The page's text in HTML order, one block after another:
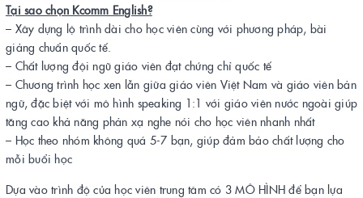
Tại sao chọn Kcomm English?
– Xây dựng lộ trình dài cho học viên cùng với phương pháp, bài
giảng chuẩn quốc tế.
– Chất lượng đội ngũ giáo viên đạt chứng chỉ quốc tế
– Chương trình học xen lẫn giữa giáo viên Việt Nam và giáo viên bản
ngữ, đặc biệt với mô hình speaking 1:1 với giáo viên nước ngoài giúp
tăng cao khả năng phản xạ nghe nói cho học viên nhanh nhất
– Học theo nhóm không quá 5-7 bạn, giúp đảm bảo chất lượng cho
mỗi buổi học
Dựa vào trình độ của học viên trung tâm có 3 MÔ HÌNH để bạn lựa